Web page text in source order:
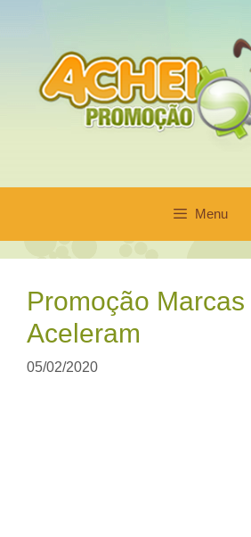
conteúdo
Menu
Promoção Marcas
Aceleram
05/02/2020